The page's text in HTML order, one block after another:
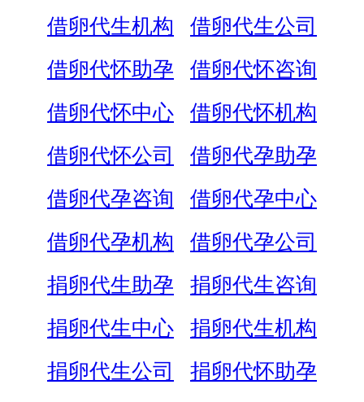
借卵代生机构
借卵代生公司
借卵代怀助孕
借卵代怀咨询
借卵代怀中心
借卵代怀机构
借卵代怀公司
借卵代孕助孕
借卵代孕咨询
借卵代孕中心
借卵代孕机构
借卵代孕公司
捐卵代生助孕
捐卵代生咨询
捐卵代生中心
捐卵代生机构
捐卵代生公司
捐卵代怀助孕